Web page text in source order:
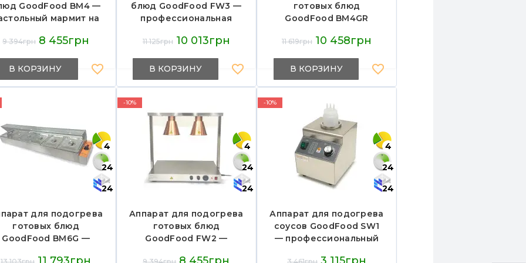
GoodFood BM4 —
мармит на
паровой нагрев,
кВт, для кафе и
ресторанов
9 394грн 8 455грн
В КОРЗИНУ
блюд GoodFood FW3 —
профессиональная
нержавеющей стали с
лампами и
термостатом 30–80°C
11 125грн 10 013грн
В КОРЗИНУ
готовых блюд
GoodFood BM4GR
11 619грн 10 458грн
В КОРЗИНУ
4
24
24
для подогрева
готовых блюд
GoodFood BM6G —
-10%
4
24
24
Аппарат для подогрева
готовых блюд
GoodFood FW2 —
-10%
4
24
24
Аппарат для подогрева
соусов GoodFood SW1
— профессиональный